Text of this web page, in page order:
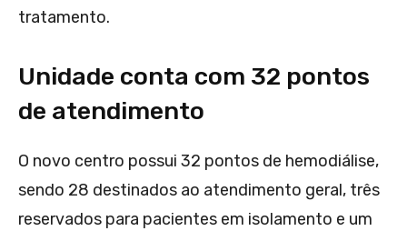
tratamento.
Unidade conta com 32 pontos
de atendimento
O novo centro possui 32 pontos de hemodiálise,
sendo 28 destinados ao atendimento geral, três
reservados para pacientes em isolamento e um